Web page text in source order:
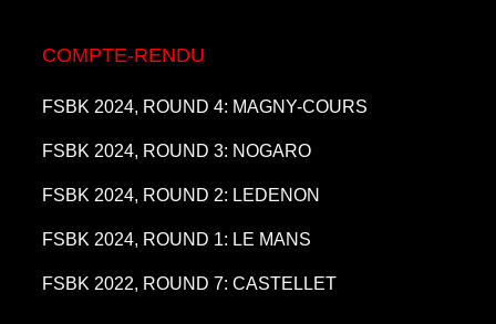
COMPTE-RENDU
FSBK 2024, ROUND 4: MAGNY-COURS
FSBK 2024, ROUND 3: NOGARO
FSBK 2024, ROUND 2: LEDENON
FSBK 2024, ROUND 1: LE MANS
FSBK 2022, ROUND 7: CASTELLET